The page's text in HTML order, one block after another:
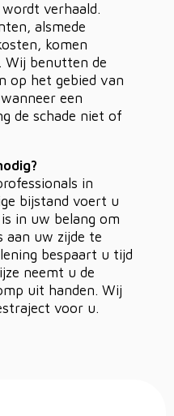
verhaald.
alsmede
komen
Wij benutten de
op het gebied van
een
de schade niet of
in
bijstand voert u
in uw belang om
aan uw zijde te
bespaart u tijd
neemt u de
uit handen. Wij
voor u.